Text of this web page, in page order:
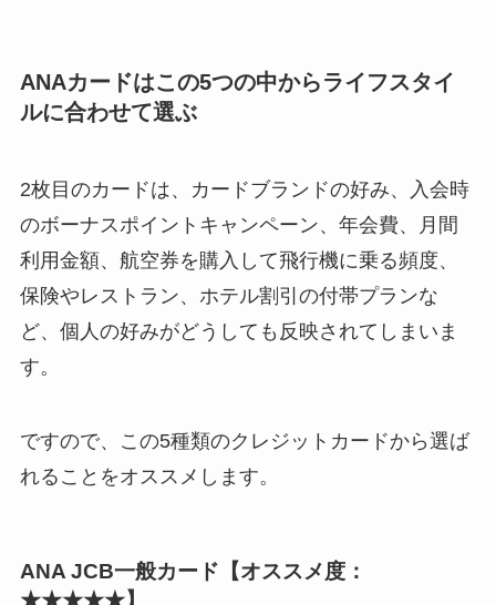
ANAカードはこの5つの中からライフスタイ
ルに合わせて選ぶ
2枚目のカードは、カードブランドの好み、入会時
のボーナスポイントキャンペーン、年会費、月間
利用金額、航空券を購入して飛行機に乗る頻度、
保険やレストラン、ホテル割引の付帯プランな
ど、個人の好みがどうしても反映されてしまいま
す。
ですので、この5種類のクレジットカードから選ば
れることをオススメします。
ANA JCB一般カード【オススメ度：
★★★★★】